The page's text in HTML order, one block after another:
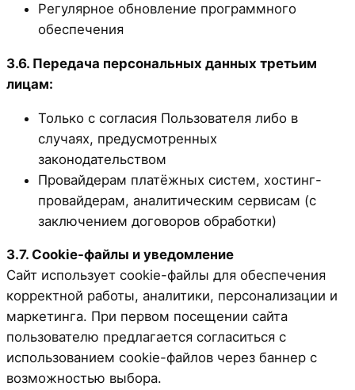
Регулярное обновление программного
обеспечения
3.6. Передача персональных данных третьим
лицам:
Только с согласия Пользователя либо в
случаях, предусмотренных
законодательством
Провайдерам платёжных систем, хостинг-
провайдерам, аналитическим сервисам (с
заключением договоров обработки)
3.7. Cookie-файлы и уведомление
Сайт использует cookie-файлы для обеспечения
корректной работы, аналитики, персонализации и
маркетинга. При первом посещении сайта
пользователю предлагается согласиться с
использованием cookie-файлов через баннер с
возможностью выбора.